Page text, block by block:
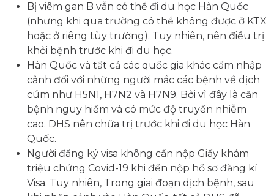
Bị viêm gan B vẫn có thể đi du học Hàn Quốc
(nhưng khi qua trường có thể không được ở KTX
hoặc ở riêng tùy trường). Tuy nhiên, nên điều trị
khỏi bệnh trước khi đi du học.
Hàn Quốc và tất cả các quốc gia khác cấm nhập
cảnh đối với những người mắc các bệnh về dịch
cúm như H5N1, H7N2 và H7N9. Bởi vì đây là căn
bệnh nguy hiểm và có mức độ truyền nhiễm
cao. DHS nên chữa trị trước khi đi du học Hàn
Quốc.
Người đăng ký visa không cần nộp Giấy khám
triệu chứng Covid-19 khi đến nộp hồ sơ đăng kí
Visa. Tuy nhiên, Trong giai đoạn dịch bệnh, sau